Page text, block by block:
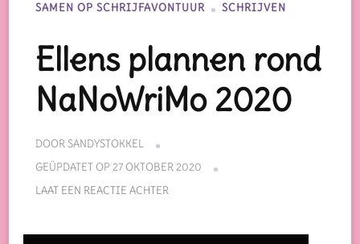
SAMEN OP SCHRIJFAVONTUUR SCHRIJVEN
Ellens plannen rond
NaNoWriMo 2020
DOORSANDYSTOKKEL
GEÜPDATET OP27 OKTOBER 2020
LAAT EEN REACTIE ACHTER
ROND